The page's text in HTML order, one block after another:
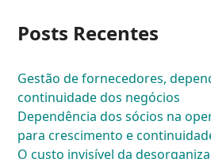
Posts Recentes
Gestão de fornecedores,
continuidade dos negócios
Dependência dos sócios na
para crescimento e
O custo invisível da